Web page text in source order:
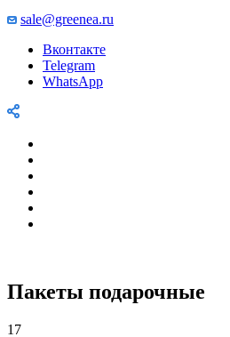
sale@greenea.ru
Вконтакте
Telegram
WhatsApp
Пакеты подарочные
17